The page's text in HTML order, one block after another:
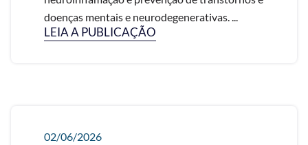
doenças mentais e neurodegenerativas. ...
LEIA A PUBLICAÇÃO
02/06/2026